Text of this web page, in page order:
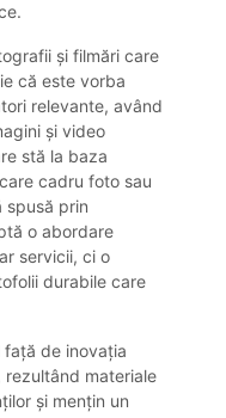
și filmări care
că este vorba
relevante, având
și video
stă la baza
cadru foto sau
spusă prin
o abordare
servicii, ci o
durabile care
de inovația
materiale
și mențin un